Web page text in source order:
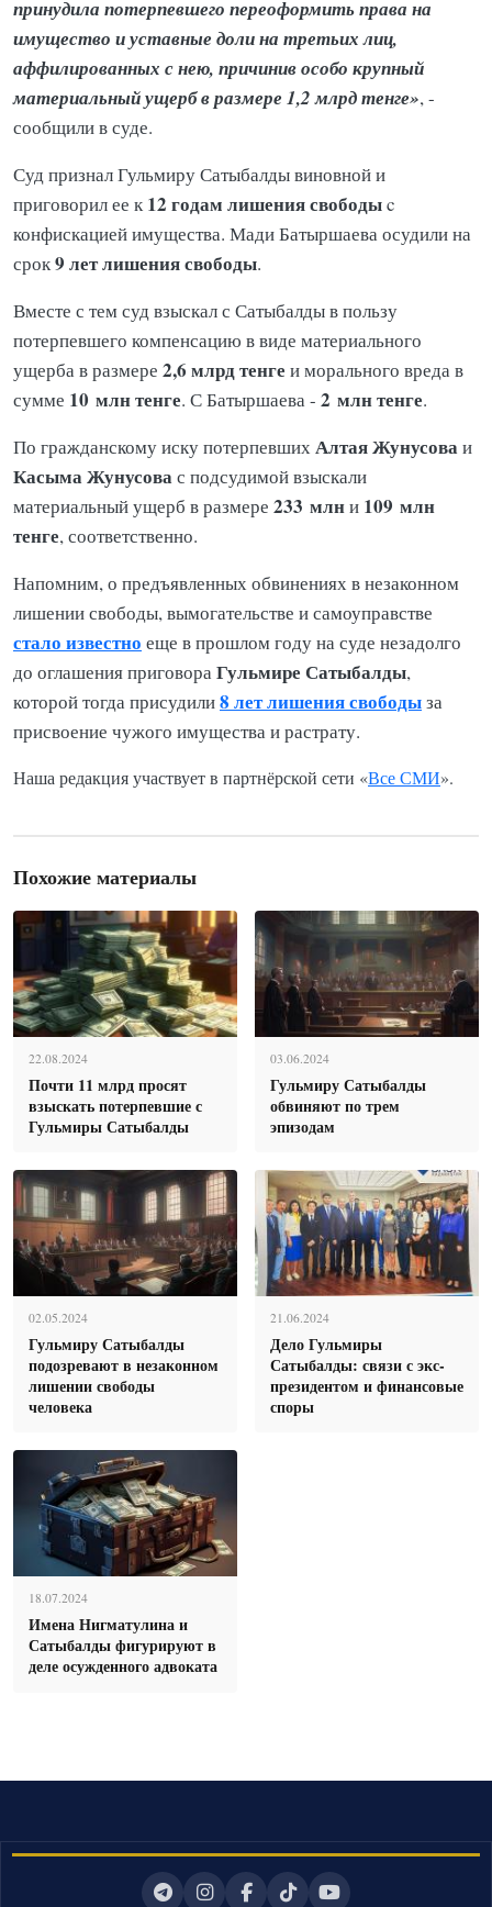
принудила потерпевшего переоформить права на
имущество и уставные доли на третьих лиц,
аффилированных с нею, причинив особо крупный
материальный ущерб в размере 1,2 млрд тенге», -
сообщили в суде.
Суд признал Гульмиру Сатыбалды виновной и
приговорил ее к 12 годам лишения свободыc
конфискацией имущества. Мади Батыршаева осудили на
срок9 лет лишения свободы.
Вместе с тем суд взыскал с Сатыбалды в пользу
потерпевшего компенсацию в виде материального
ущерба в размере 2,6 млрд тенге и морального вреда в
сумме 10 млн тенге. С Батыршаева - 2 млн тенге.
По гражданскому иску потерпевшихАлтая Жунусоваи
Касыма Жунусовас подсудимой взыскали
материальный ущерб в размере 233 млни 109 млн
тенге, соответственно.
Напомним, о предъявленных обвинениях в незаконном
лишении свободы, вымогательстве и самоуправстве
стало известно еще в прошлом году на суде незадолго
до оглашения приговораГульмире Сатыбалды,
которой тогда присудили8 лет лишения свободыза
присвоение чужого имущества и растрату.
Наша редакция участвует в партнёрской сети «Все СМИ».
Похожие материалы
22.08.2024
Почти 11 млрд просят
взыскать потерпевшие с
Гульмиры Сатыбалды
03.06.2024
Гульмиру Сатыбалды
обвиняют по трем
эпизодам
02.05.2024
Гульмиру Сатыбалды
подозревают в незаконном
лишении свободы
человека
21.06.2024
Дело Гульмиры
Сатыбалды: связи с экс-
президентом и финансовые
споры
18.07.2024
Имена Нигматулина и
Сатыбалды фигурируют в
деле осужденного адвоката